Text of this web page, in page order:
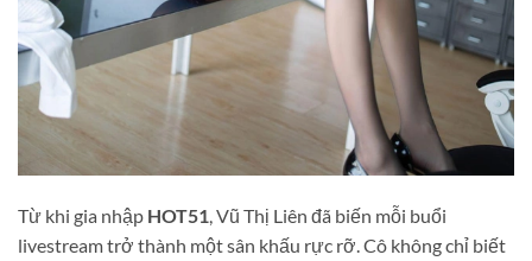
Từ khi gia nhập HOT51 , Vũ Thị Liên đã biến mỗi buổi
livestream trở thành một sân khấu rực rỡ. Cô không chỉ biết